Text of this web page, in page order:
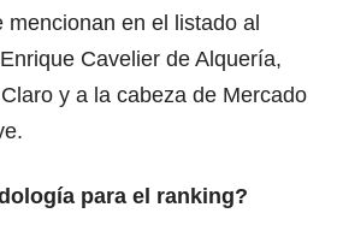
mencionan en el listado al
Cavelier de Alquería,
y a la cabeza de Mercado
para el ranking?